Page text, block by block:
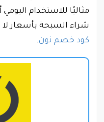
مثاليًا للاستخدام
شراء السبحة بأسعار
كود خصم نون.